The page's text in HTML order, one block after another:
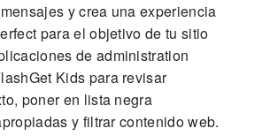
y crea una experiencia
para el objetivo de tu sitio
de administration
Kids para revisar
poner en lista negra
y filtrar contenido web.